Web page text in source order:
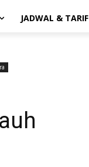
JADWAL & TARIF